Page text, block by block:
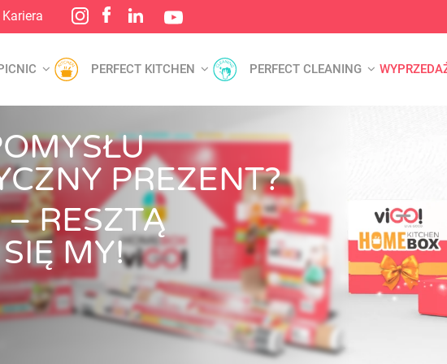
Kariera
PERFECT KITCHEN PERFECT CLEANING
PREZENT?
– RESZTĄ
MY!